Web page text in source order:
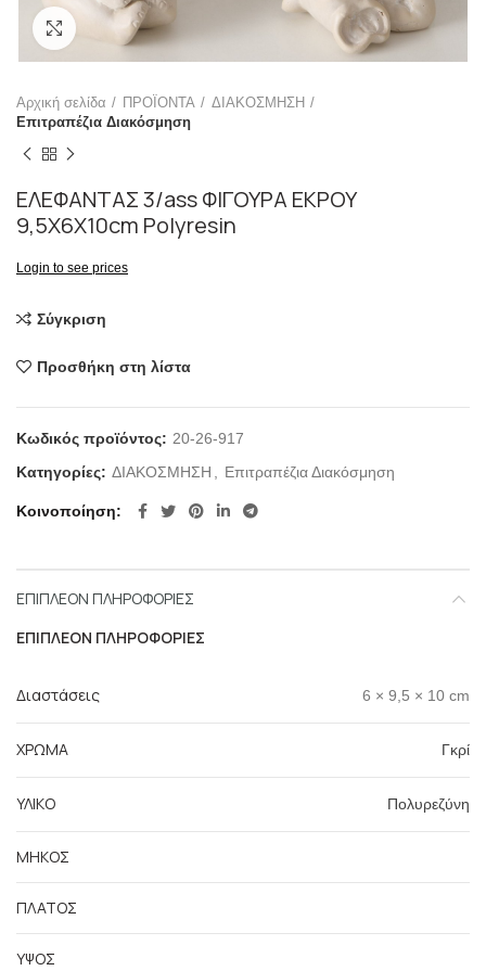
Click to enlarge
Αρχική σελίδα ΠΡΟΪΟΝΤΑ
ΔΙΑΚΟΣΜΗΣΗ
Επιτραπέζια Διακόσμηση
ΕΛΕΦΑΝΤΑΣ 3/ass ΦΙΓΟΥΡΑ ΕΚΡΟΥ
9,5X6X10cm Polyresin
Login to see prices
Σύγκριση
Προσθήκη στη λίστα
Κωδικός προϊόντος: 20-26-917
Κατηγορίες: ΔΙΑΚΟΣΜΗΣΗ Επιτραπέζια Διακόσμηση
Κοινοποίηση
ΕΠΙΠΛΈΟΝ ΠΛΗΡΟΦΟΡΊΕΣ
ΕΠΙΠΛΈΟΝ ΠΛΗΡΟΦΟΡΊΕΣ
Διαστάσεις 6 × 9,5 × 10 cm
ΧΡΩΜΑ Γκρί
ΥΛΙΚΟ Πολυρεζύνη
ΜΗΚΟΣ
ΠΛΑΤΟΣ
ΥΨΟΣ